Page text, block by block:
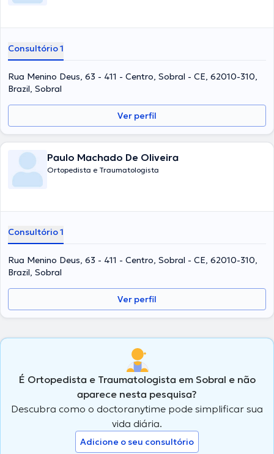
Consultório 1
Rua Menino Deus, 63 - 411 - Centro, Sobral - CE, 62010-310,
Brazil, Sobral
Ver perfil
Paulo Machado De Oliveira
Ortopedista e Traumatologista
Consultório 1
Rua Menino Deus, 63 - 411 - Centro, Sobral - CE, 62010-310,
Brazil, Sobral
Ver perfil
É Ortopedista e Traumatologista em Sobral e não
aparece nesta pesquisa?
Descubra como o doctoranytime pode simplificar sua
vida diária.
Adicione o seu consultório